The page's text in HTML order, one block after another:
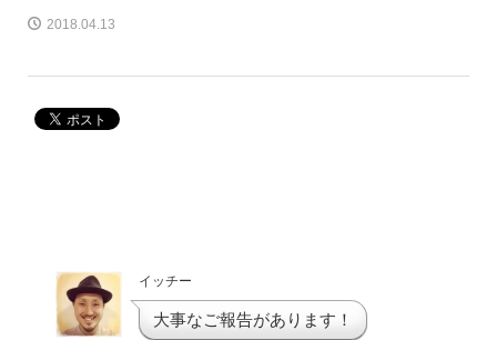
2018.04.13
イッチー
大事なご報告があります！